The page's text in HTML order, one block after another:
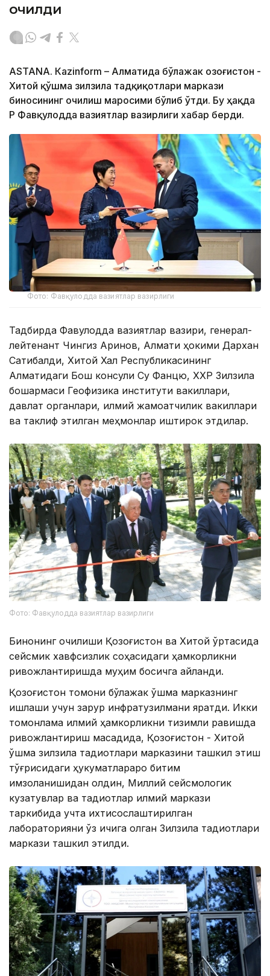
очилди
ASTANА. Кazinform – Алматида бўлажак Қозоғистон -
Хитой қўшма зилзила тадқиқотлари маркази
биносининг очилиш маросими бўлиб ўтди. Бу ҳақда
ҚР Фавқулодда вазиятлар вазирлиги хабар берди.
Фото: Фавқулодда вазиятлар вазирлиги
Тадбирда Фавқулодда вазиятлар вазири, генерал-
лейтенант Чингиз Аринов, Алмати ҳокими Дархан
Сатибалди, Хитой Халқ Республикасининг
Алматидаги Бош консули Су Фанцю, ХХР Зилзила
бошқармаси Геофизика институти вакиллари,
давлат органлари, илмий жамоатчилик вакиллари
ва таклиф этилган меҳмонлар иштирок этдилар.
Фото: Фавқулодда вазиятлар вазирлиги
Бинонинг очилиши Қозоғистон ва Хитой ўртасида
сейсмик хавфсизлик соҳасидаги ҳамкорликни
ривожлантиришда муҳим босқичга айланди.
Қозоғистон томони бўлажак қўшма марказнинг
ишлаши учун зарур инфратузилмани яратди. Икки
томонлама илмий ҳамкорликни тизимли равишда
ривожлантириш мақсадида, Қозоғистон - Хитой
қўшма зилзила тадқиқотлари марказини ташкил этиш
тўғрисидаги ҳукуматлараро битим
имзоланишидан олдин, Миллий сейсмологик
кузатувлар ва тадқиқотлар илмий маркази
таркибида учта ихтисослаштирилган
лабораторияни ўз ичига олган Зилзила тадқиқотлари
маркази ташкил этилди.